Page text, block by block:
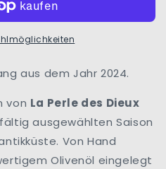
aus dem Jahr 2024.
von La Perle des Dieux
ausgewählten Saison
Von Hand
Olivenöl eingelegt